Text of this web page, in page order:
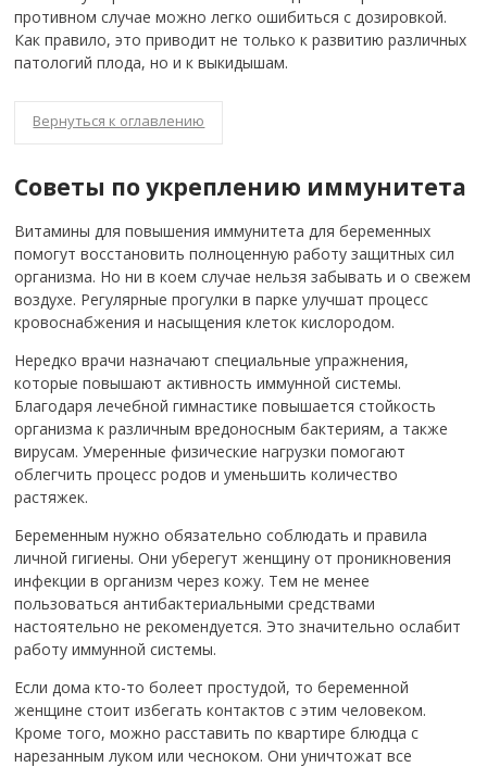
противном случае можно легко ошибиться с дозировкой.
Как правило, это приводит не только к развитию различных
патологий плода, но и к выкидышам.
Вернуться к оглавлению
Советы по укреплению иммунитета
Витамины для повышения иммунитета для беременных
помогут восстановить полноценную работу защитных сил
организма. Но ни в коем случае нельзя забывать и о свежем
воздухе. Регулярные прогулки в парке улучшат процесс
кровоснабжения и насыщения клеток кислородом.
Нередко врачи назначают специальные упражнения,
которые повышают активность иммунной системы.
Благодаря лечебной гимнастике повышается стойкость
организма к различным вредоносным бактериям, а также
вирусам. Умеренные физические нагрузки помогают
облегчить процесс родов и уменьшить количество
растяжек.
Беременным нужно обязательно соблюдать и правила
личной гигиены. Они уберегут женщину от проникновения
инфекции в организм через кожу. Тем не менее
пользоваться антибактериальными средствами
настоятельно не рекомендуется. Это значительно ослабит
работу иммунной системы.
Если дома кто-то болеет простудой, то беременной
женщине стоит избегать контактов с этим человеком.
Кроме того, можно расставить по квартире блюдца с
нарезанным луком или чесноком. Они уничтожат все